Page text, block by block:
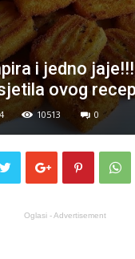
i jedno
ovog
10513 0
Oglasi - Advertisement